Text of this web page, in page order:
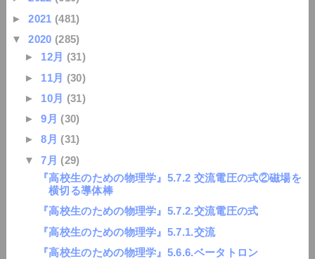
►2021 (481)
▼2020 (285)
► 12月 (31)
► 11月 (30)
► 10月 (31)
►9月 (30)
►8月 (31)
▼7月 (29)
『高校生のための物理学』5.7.2 交流電圧の式②磁場を
横切る導体棒
『高校生のための物理学』5.7.2.交流電圧の式
『高校生のための物理学』5.7.1.交流
『高校生のための物理学』5.6.6.ベータトロン